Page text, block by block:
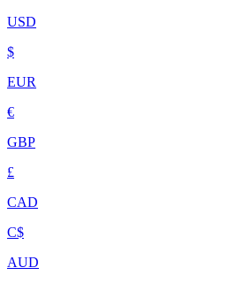
USD
$
EUR
€
GBP
£
CAD
C$
AUD